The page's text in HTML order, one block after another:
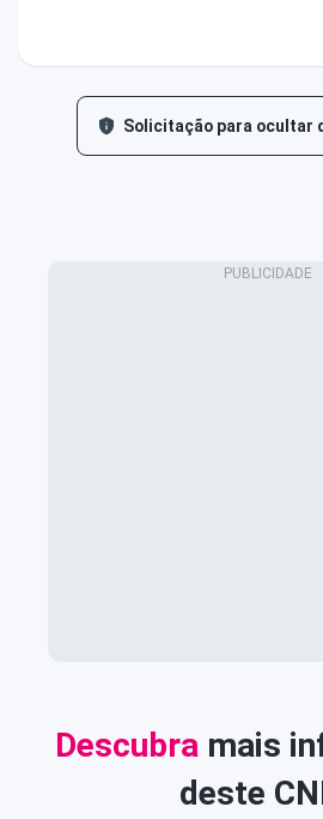
Solicitação para ocultar
Descubra mais
deste